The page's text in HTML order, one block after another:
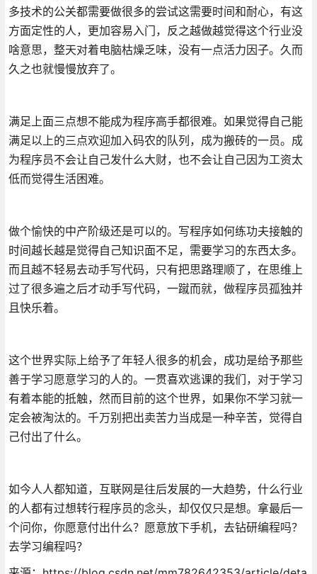
多技术的公关都需要做很多的尝试这需要时间和耐心，有这
方面定性的人，更加容易入门，反之越做越觉得这个行业没
啥意思，整天对着电脑枯燥乏味，没有一点活力因子。久而
久之也就慢慢放弃了。
满足上面三点想不能成为程序高手都很难。如果觉得自己能
满足以上的三点欢迎加入码农的队列，成为搬砖的一员。成
为程序员不会让自己发什么大财，也不会让自己因为工资太
低而觉得生活困难。
做个愉快的中产阶级还是可以的。写程序如何练功夫接触的
时间越长越是觉得自己知识面不足，需要学习的东西太多。
而且越不轻易去动手写代码，只有把思路理顺了，在思维上
过了很多遍之后才动手写代码，一蹴而就，做程序员孤独并
且快乐着。
这个世界实际上给予了年轻人很多的机会，成功是给予那些
善于学习愿意学习的人的。一贯喜欢逃课的我们，对于学习
有着本能的抵触，然而目前的这个世界，如果你不学习就一
定会被淘汰的。千万别把出卖苦力当成是一种辛苦，觉得自
己付出了什么。
如今人人都知道，互联网是往后发展的一大趋势，什么行业
的人都有过想转行程序员的念头，却仅仅只是想。拿最后一
个问你，你愿意付出什么？愿意放下手机，去钻研编程吗？
去学习编程吗？